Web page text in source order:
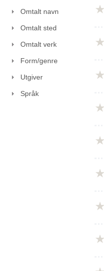
Omtalt navn
Omtalt sted
Omtalt verk
Form/genre
Utgiver
Språk